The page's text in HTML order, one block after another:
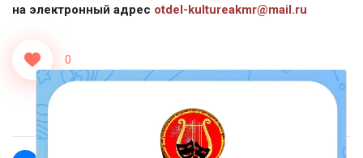
на электронный адрес otdel-kultureakmr@mail.ru
0